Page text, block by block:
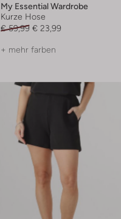
My Essential Wardrobe
Kurze Hose
€ 59,99 € 23,99
+ mehr farben